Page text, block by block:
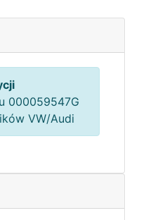
000059547G
VW/Audi